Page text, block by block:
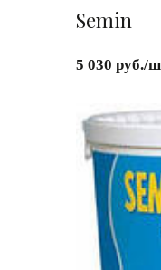
Semin
5 030 руб./